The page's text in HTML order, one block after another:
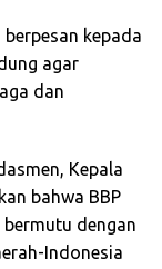
kepada
agar
dan
Kepala
bahwa BBP
dengan
Indonesia